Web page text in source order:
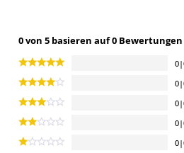
0 von 5 basieren auf 0 Bewertungen